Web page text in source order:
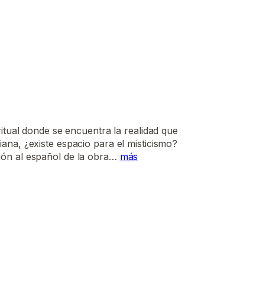
donde se encuentra la realidad que
¿existe espacio para el misticismo?
al español de la obra… más